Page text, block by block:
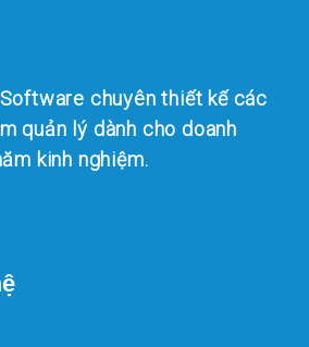
chuyên thiết kế các
quản lý dành cho doanh
kinh nghiệm.